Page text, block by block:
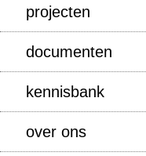
projecten
documenten
kennisbank
over ons